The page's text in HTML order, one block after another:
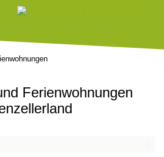
Ferienwohnungen